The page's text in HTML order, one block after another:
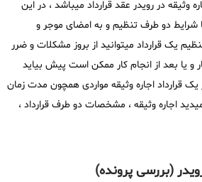
وثیقه در رویدر عقد قرارداد میباشد ، در این
شرایط دو طرف تنظیم و به امضای موجر و
یک قرارداد میتوانید از بروز مشکلات و ضرر
و یا بعد از انجام کار ممکن است پیش بیاید
یک قرارداد اجاره وثیقه مواردی همچون مدت زمان
اجاره وثیقه ، مشخصات دو طرف قرارداد ،